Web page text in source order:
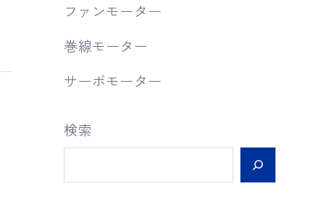
ファンモーター
巻線モーター
サーボモーター
検索